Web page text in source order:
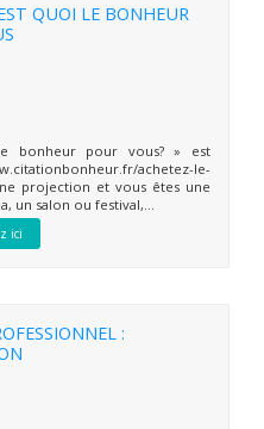
QUOI LE BONHEUR
bonheur pour vous? » est
achetez-le-
projection et vous êtes une
un salon ou festival,...
ici
: